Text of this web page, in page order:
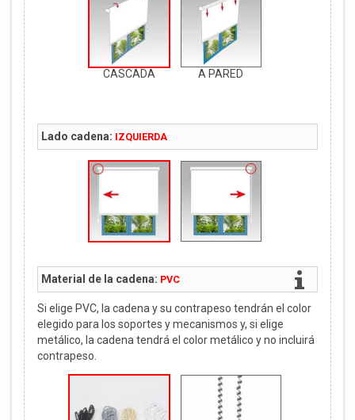
CASCADA A PARED
Lado cadena: IZQUIERDA
Material de la cadena: PVC
Si elige PVC, la cadena y su contrapeso tendrán el color
elegido para los soportes y mecanismos y, si elige
metálico, la cadena tendrá el color metálico y no incluirá
contrapeso.